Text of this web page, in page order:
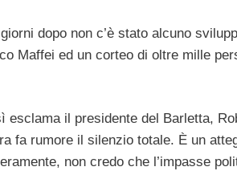
dopo non c’è stato alcuno
Maffei ed un corteo di oltre mille
esclama il presidente del Barletta,
fa rumore il silenzio totale. È un
non credo che l’impasse